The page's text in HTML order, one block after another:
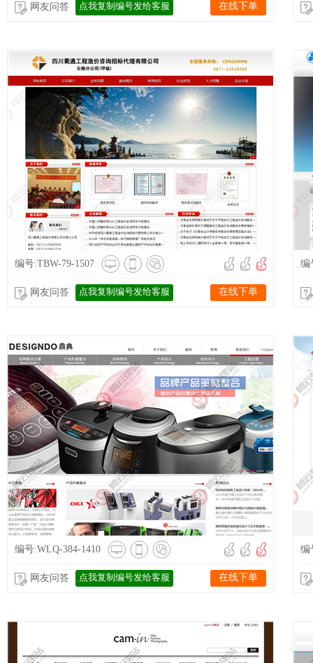
网友问答 点我复制编号发给客服 在线下单
编号:TBW-79-1507
网友问答 点我复制编号发给客服 在线下单
编
编号:WLQ-384-1410
网友问答 点我复制编号发给客服 在线下单
编